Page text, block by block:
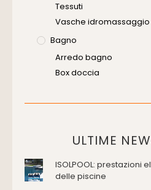
Tessuti
Vasche idromassaggio
Bagno
Arredo bagno
Box doccia
Placche di comando
Domotica Ed Impianti
Edilizia
ULTIME
ISOLPOOL: prestazioni
delle piscine